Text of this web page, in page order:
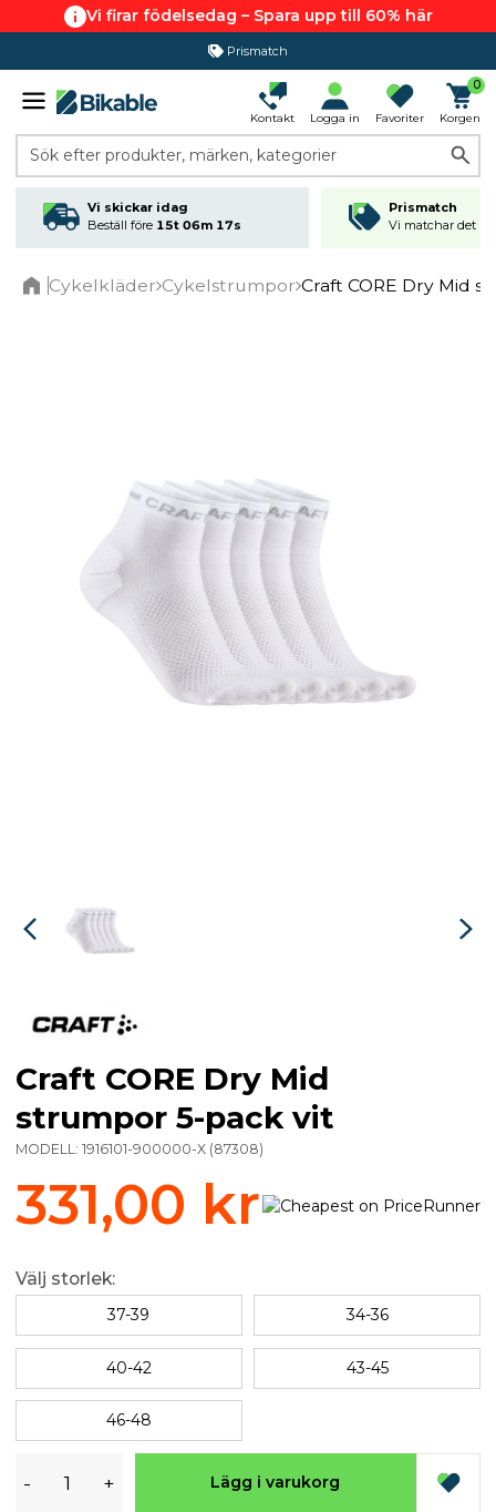
Vi firar födelsedag – Spara upp till 60% här
365 dagars öppet köp
Kontakt Logga in Favoriter
0
Korgen
Sök efter produkter, märken, kategorier
Vi skickar idag
Beställ före 15t 06m 17s
Prismatch
Vi matchar det
Cykelkläder Cykelstrumpor Craft CORE Dry Mid
Craft CORE Dry Mid
strumpor 5-pack vit
MODELL: 1916101-900000-X (87308)
331,00 kr
Välj storlek:
37-39 34-36
40-42 43-45
46-48
- + Lägg i varukorg